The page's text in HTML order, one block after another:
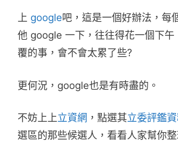
上 google吧，這是一個好辦法，每
他 google 一下，往往得花一個下午
覆的事，會不會太累了些?
更何況，google也是有時盡的。
不妨上上立資網 ，點選其立委評鑑
選區的那些候選人，看看人家幫你